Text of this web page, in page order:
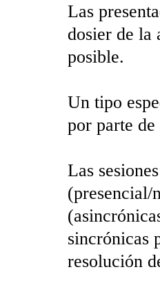
Las
dosier de la
posible.
Un tipo
por parte
Las
(presencial/
sincrónicas
resolución